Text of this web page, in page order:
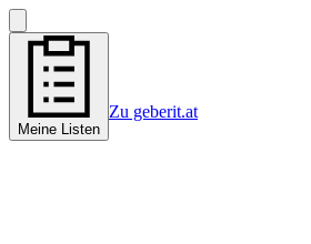
Meine Listen
Zu geberit.at